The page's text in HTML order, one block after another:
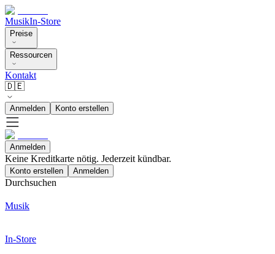
MusikIn-Store
Preise
Ressourcen
Kontakt
🇩🇪
Anmelden Konto erstellen
Anmelden
Keine Kreditkarte nötig. Jederzeit kündbar.
Konto erstellen Anmelden
Durchsuchen
Musik
In-Store